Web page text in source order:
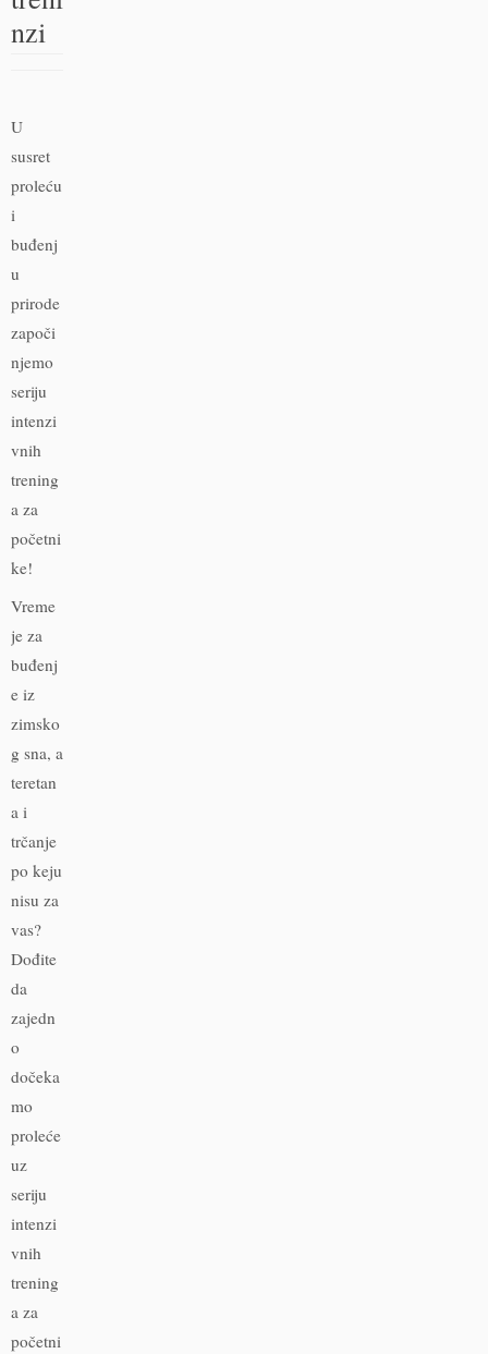
nzi
U
susret
proleću
i
buđenj
u
prirode
započi
njemo
seriju
intenzi
vnih
trening
a za
početni
ke!
Vreme
je za
buđenj
e iz
zimsko
g sna, a
teretan
a i
trčanje
po keju
nisu za
vas?
Dođite
da
zajedn
o
dočeka
mo
proleće
uz
seriju
intenzi
vnih
trening
a za
početni